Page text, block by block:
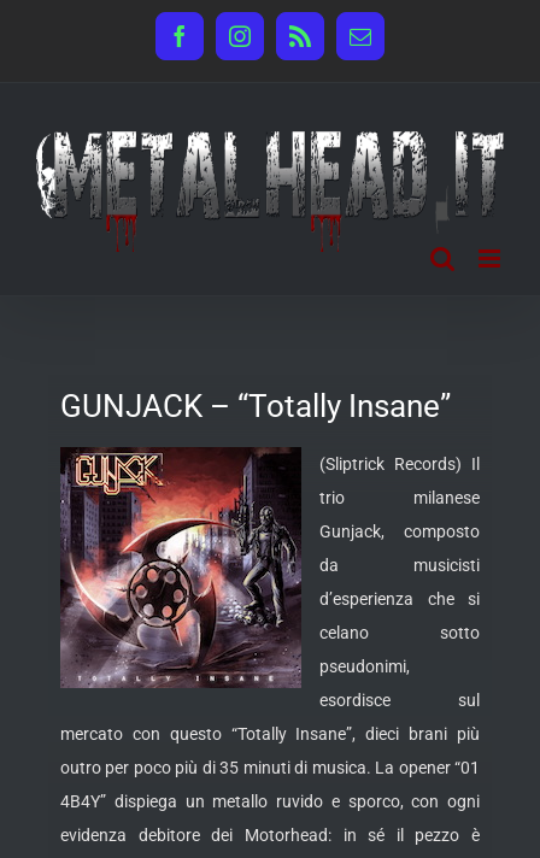
FacebookInstagram
Rss Email
GUNJACK – “Totally Insane”
(Sliptrick Records) Il
trio milanese
Gunjack, composto
da musicisti
d’esperienza che si
celano sotto
pseudonimi,
esordisce sul
mercato con questo “Totally Insane”, dieci brani più
outro per poco più di 35 minuti di musica. La opener “01
4B4Y” dispiega un metallo ruvido e sporco, con ogni
evidenza debitore dei Motorhead: in sé il pezzo è